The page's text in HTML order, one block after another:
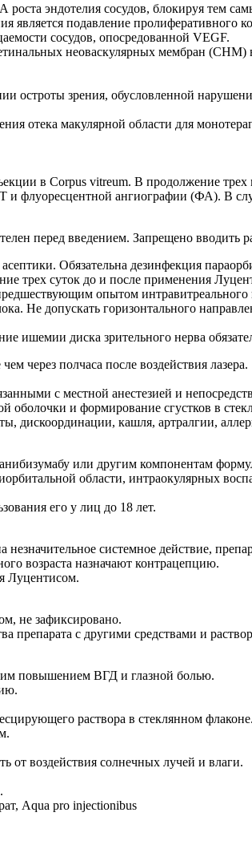
эндотелия сосудов, блокируя тем
является подавление пролиферативного
сосудов, опосредованной VEGF.
неоваскулярных мембран (СНМ)
зрения, обусловленной
отека макулярной области для
в Сorpus vitreum. В продолжение
и флуоресцентной ангиографии (ФА). В
перед введением. Запрещено
Обязательна дезинфекция
суток до и после применения
опытом интравитреального
Не допускать горизонтального
диска зрительного нерва
через полчаса после воздействия лазера.
с местной анестезией и
и формирование сгустков в
дискоординации, кашля, артралгии,
или другим компонентам
области, интраокулярных
его у лиц до 18 лет.
системное действие,
возраста назначают контрацепцию.
Луцентисом.
не зафиксировано.
препарата с другими средствами и
повышением ВГД и глазной болью.
раствора в стеклянном флаконе.
от воздействия солнечных лучей и влаги.
Aqua pro injectionibus